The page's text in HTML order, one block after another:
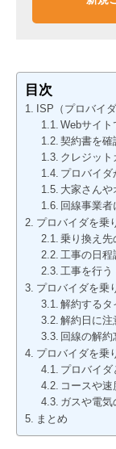
目次
ISP（プロバイ
Webサイト
契約書を確
クレジット
プロバイダ
大家さんや
回線事業者
プロバイダを乗
乗り換え先
工事の日程
工事を行う
プロバイダを乗
解約するタ
解約日に注
回線の解
プロバイダを乗
プロバイダ
コースや
ガスや電気
まとめ